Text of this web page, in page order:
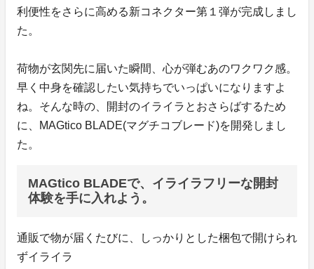
利便性をさらに高める新コネクター第１弾が完成しまし
た。
荷物が玄関先に届いた瞬間、心が弾むあのワクワク感。
早く中身を確認したい気持ちでいっぱいになりますよ
ね。そんな時の、開封のイライラとおさらばするため
に、MAGtico BLADE(マグチコブレード)を開発しまし
た。
MAGtico BLADEで、イライラフリーな開封
体験を手に入れよう。
通販で物が届くたびに、しっかりとした梱包で開けられ
ずイライラ